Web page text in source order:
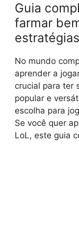
Guia
farmar
No mundo
aprender a
crucial para ter
popular e
escolha para
Se você quer
LoL, este guia